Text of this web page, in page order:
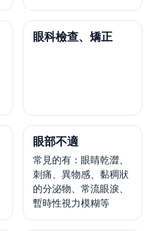
眼科檢查、矯正
眼部不適
常見的有：眼睛乾澀、
刺痛、異物感、黏稠狀
的分泌物、常流眼淚、
暫時性視力模糊等